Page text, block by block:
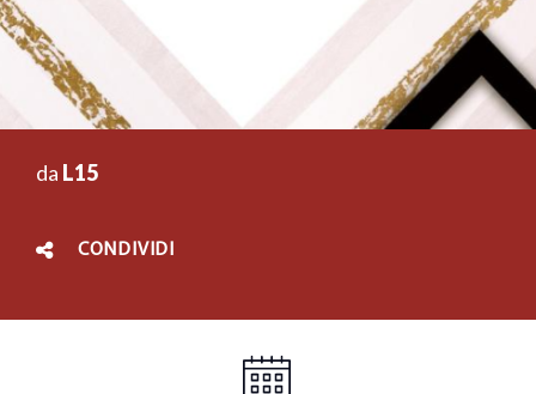
da L15
CONDIVIDI